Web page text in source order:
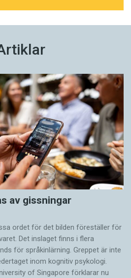
av gissningar
ordet för det bilden föreställer för
Det inslaget finns i flera
för språkinlärning. Greppet är inte
inom kognitiv psykologi.
of Singa­pore förklarar nu